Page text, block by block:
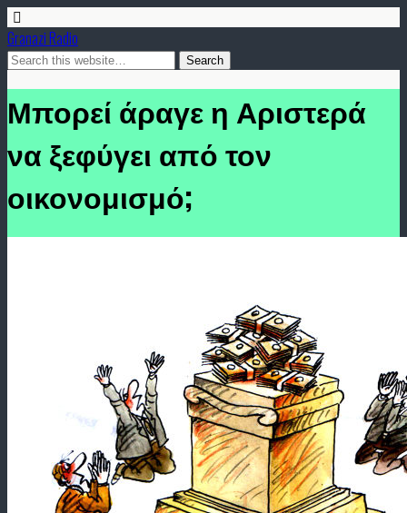
Granazi Radio
Μπορεί άραγε η Αριστερά
να ξεφύγει από τον
οικονομισμό;